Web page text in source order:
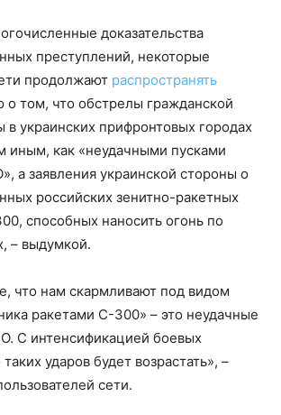
доказательства
преступлений, некоторые
продолжают распространять
том, что обстрелы гражданской
в украинских прифронтовых городах
иным, как «неудачными пусками
а заявления украинской стороны о
российских зенитно-ракетных
способных наносить огонь по
– выдумкой.
что нам скармливают под видом
ракетами С-300» – это неудачные
С интенсификацией боевых
ударов будет возрастать», –
сети.